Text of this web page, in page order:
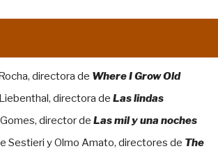
directora de Where I Grow Old
directora de Las lindas
director de Las mil y una noches
Sestieri y Olmo Amato, directores de The